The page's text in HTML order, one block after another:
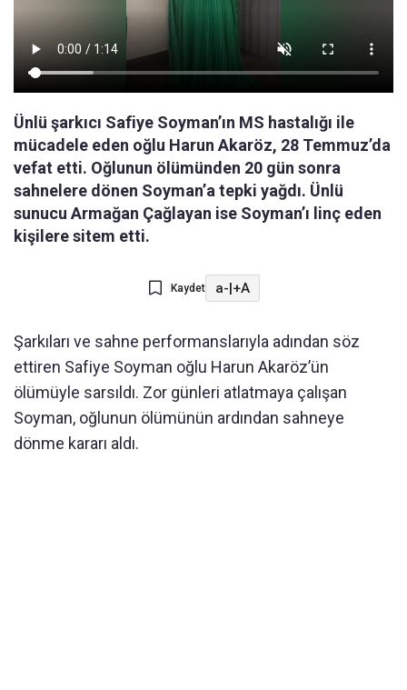
Ünlü şarkıcı Safiye Soyman’ın MS hastalığı ile
mücadele eden oğlu Harun Akaröz, 28 Temmuz’da
vefat etti. Oğlunun ölümünden 20 gün sonra
sahnelere dönen Soyman’a tepki yağdı. Ünlü
sunucu Armağan Çağlayan ise Soyman’ı linç eden
kişilere sitem etti.
Kaydet a-|+A
Şarkıları ve sahne performanslarıyla adından söz
ettiren Safiye Soyman oğlu Harun Akaröz’ün
ölümüyle sarsıldı. Zor günleri atlatmaya çalışan
Soyman, oğlunun ölümünün ardından sahneye
dönme kararı aldı.